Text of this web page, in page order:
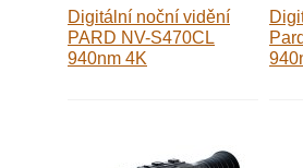
Digitální noční vidění
PARD NV-S470CL
940nm 4K